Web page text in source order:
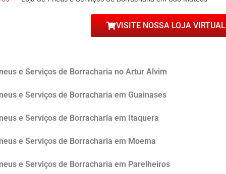
VISITE NOSSA LOJA VIRTUAL
e Serviços de Borracharia no Artur Alvim
e Serviços de Borracharia em Guainases
e Serviços de Borracharia em Itaquera
e Serviços de Borracharia em Moema
e Serviços de Borracharia em Parelheiros